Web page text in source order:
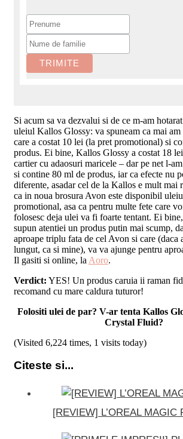
Si acum sa va dezvalui si de ce m-am
uleiul Kallos Glossy: va spuneam ca mai
care a costat 10 lei (la pret promotional) si
produs. Ei bine, Kallos Glossy a costat 18
cartier cu adaosuri maricele – dar pe net l-
si contine 80 ml de produs, iar ca efecte nu
diferente, asadar cel de la Kallos e mult mai
ca in noua brosura Avon este disponibil
promotional, asa ca pentru multe fete care
folosesc deja ulei va fi foarte tentant. Ei
supun atentiei un produs putin mai scump,
aproape triplu fata de cel Avon si care (daca
lungut, ca si mine), va va ajunge pentru
Il gasiti si online, la Aoro.
Verdict: YES! Un produs caruia ii raman
recomand cu mare caldura tuturor!
Folositi ulei de par? V-ar tenta Kallos
Crystal Fluid?
(Visited 6,224 times, 1 visits today)
Citeste si...
[REVIEW] L’OREAL MAGIC